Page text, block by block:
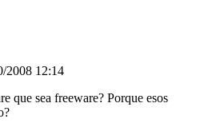
2008 12:14
que sea freeware? Porque esos